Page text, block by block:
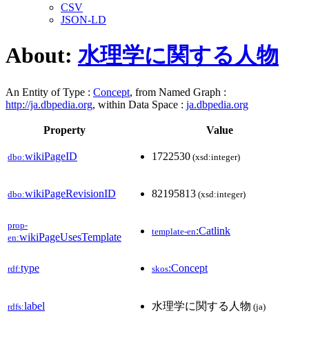
CSV
JSON-LD
About:水理学に関する人物
An Entity of Type : Concept, from Named Graph :
http://ja.dbpedia.org, within Data Space : ja.dbpedia.org
Property Value
dbo:wikiPageID 1722530 (xsd:integer)
dbo:wikiPageRevisionID 82195813 (xsd:integer)
prop-
en:wikiPageUsesTemplate template-en:Catlink
rdf:type skos:Concept
rdfs:label 水理学に関する人物 (ja)